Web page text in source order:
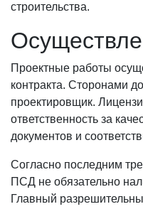
строительства.
Проектные работы
контракта. Сторонами
проектировщик.
ответственность за
документов и
Согласно последним
ПСД не обязательно
Главный